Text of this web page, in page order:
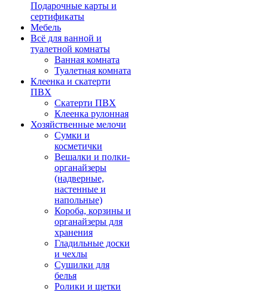
Подарочные карты и
сертификаты
Мебель
Всё для ванной и
туалетной комнаты
Ванная комната
Туалетная комната
Клеенка и скатерти
ПВХ
Скатерти ПВХ
Клеенка рулонная
Хозяйственные мелочи
Сумки и
косметички
Вешалки и полки-
органайзеры
(надверные,
настенные и
напольные)
Короба, корзины и
органайзеры для
хранения
Гладильные доски
и чехлы
Сушилки для
белья
Ролики и щетки